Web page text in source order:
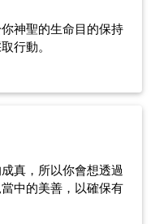
神聖的生命目的保持
行動。
真，所以你會想透過
中的美善，以確保有